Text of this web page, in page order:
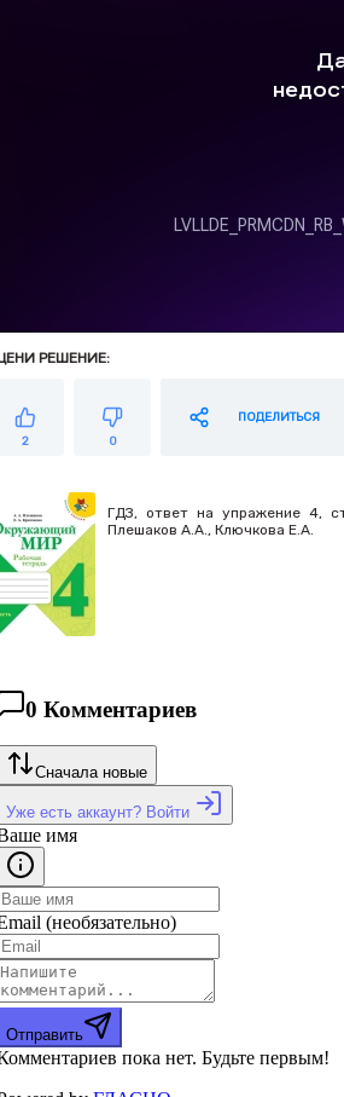
РЕШЕНИЕ:
2 0
ПОДЕЛИТЬСЯ
ГДЗ, ответ на упражение 4,
Плешаков А.А., Ключкова Е.А.